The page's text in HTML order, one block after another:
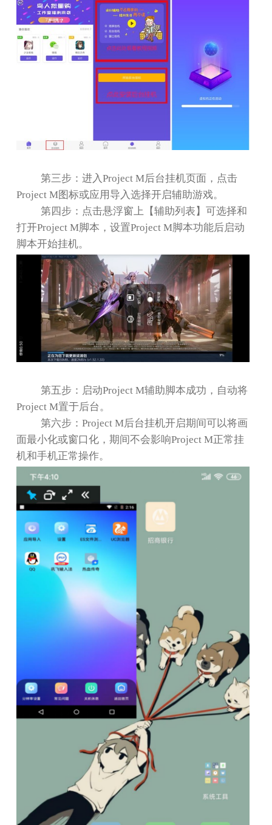
第三步：进入Project M后台挂机页面，点击
Project M图标或应用导入选择开启辅助游戏。
第四步：点击悬浮窗上【辅助列表】可选择和
打开Project M脚本，设置Project M脚本功能后启动
脚本开始挂机。
第五步：启动Project M辅助脚本成功，自动将
Project M置于后台。
第六步：Project M后台挂机开启期间可以将画
面最小化或窗口化，期间不会影响Project M正常挂
机和手机正常操作。